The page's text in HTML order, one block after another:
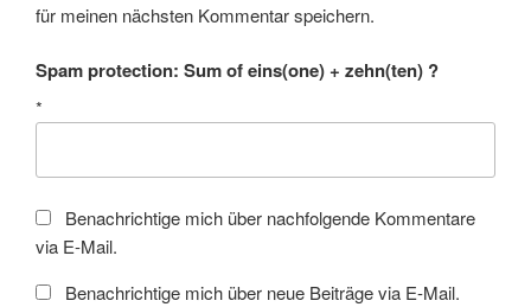
für meinen nächsten Kommentar speichern.
Spam protection: Sum of eins(one) + zehn(ten) ?
*
Benachrichtige mich über nachfolgende Kommentare
via E-Mail.
Benachrichtige mich über neue Beiträge via E-Mail.